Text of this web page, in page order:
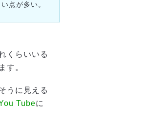
点が多い。
くらいいる
す。
うに見える
Tubeに